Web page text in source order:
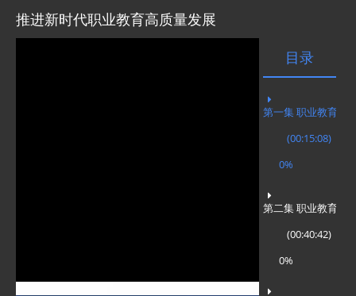
推进新时代职业教育高质量发展
目录
(00:15:08)
0%
(00:40:42)
0%